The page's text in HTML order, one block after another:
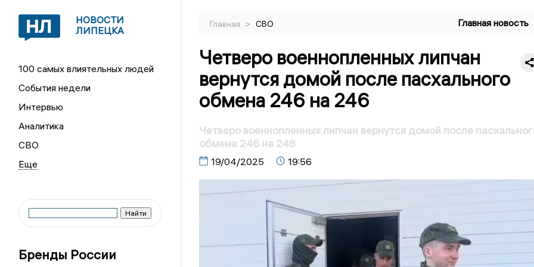
НОВОСТИ
ЛИПЕЦКА
100 самых влиятельных людей
События недели
Интервью
Аналитика
СВО
Бренды России
Главная > СВО Главная новость
Четверо военнопленных липчан
вернутся домой после пасхального
обмена 246 на 246
Четверо военнопленных липчан вернутся домой после
обмена 246 на 246
19/04/2025 19:56